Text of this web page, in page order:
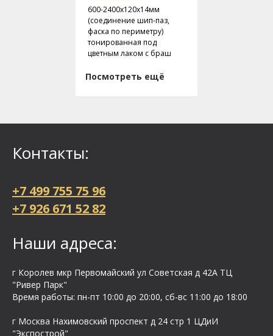
600-2400х120х14мм
(соединение шип-паз,
фаска по периметру)
тонированная под
цветным лаком с браш
Посмотреть ещё
Контакты:
+7 499 755 75 96
+7 926 671 52 82
Наши адреса:
г Королев мкр Первомайский ул Cоветская д 42А ТЦ
"Ривер Парк"
Время работы: пн-пт 10:00 до 20:00, сб-вс 11:00 до 18:00
г Москва Нахимовский проспект д 24 стр 1 ЦДиИ
"Экспострой"